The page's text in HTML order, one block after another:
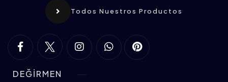
Todos Nuestros Productos
DEĞİRMEN